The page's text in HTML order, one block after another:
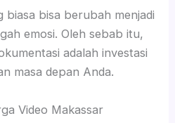
biasa bisa berubah menjadi
emosi. Oleh sebab itu,
adalah investasi
masa depan Anda.
Video Makassar